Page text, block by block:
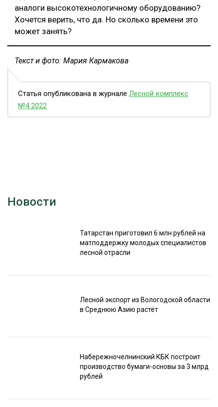
аналоги высокотехнологичному оборудованию?
Хочется верить, что да. Но сколько времени это
может занять?
Текст и фото: Мария Кармакова
Статья опубликована в журнале Лесной комплекс
№4 2022
Новости
Татарстан приготовил 6 млн рублей на
матподдержку молодых специалистов
лесной отрасли
Лесной экспорт из Вологодской области
в Среднюю Азию растёт
Набережночелнинский КБК построит
производство бумаги-основы за 3 млрд
рублей